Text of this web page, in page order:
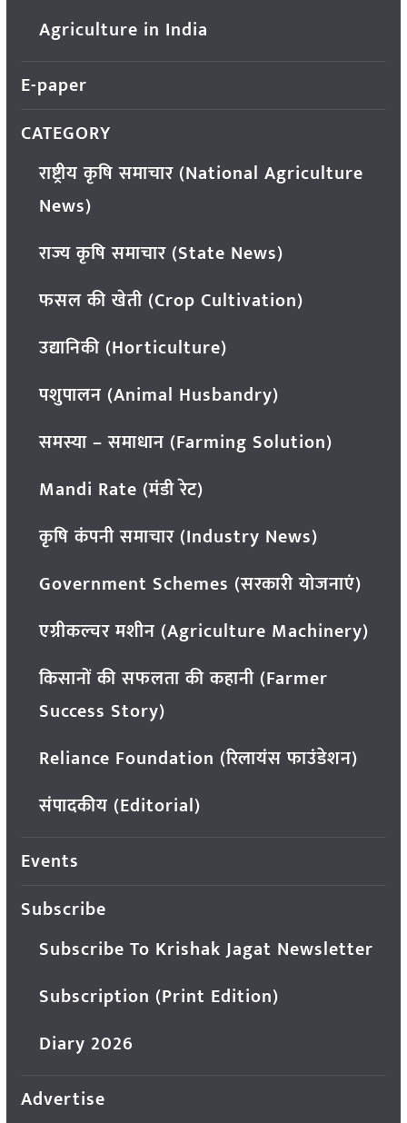
Agriculture in India
E-paper
CATEGORY
राष्ट्रीय कृषि समाचार (National Agriculture
News)
राज्य कृषि समाचार (State News)
फसल की खेती (Crop Cultivation)
उद्यानिकी (Horticulture)
पशुपालन (Animal Husbandry)
समस्या – समाधान (Farming Solution)
Mandi Rate (मंडी रेट)
कृषि कंपनी समाचार (Industry News)
Government Schemes (सरकारी योजनाएं)
एग्रीकल्चर मशीन (Agriculture Machinery)
किसानों की सफलता की कहानी (Farmer
Success Story)
Reliance Foundation (रिलायंस फाउंडेशन)
संपादकीय (Editorial)
Events
Subscribe
Subscribe To Krishak Jagat Newsletter
Subscription (Print Edition)
Diary 2026
Advertise